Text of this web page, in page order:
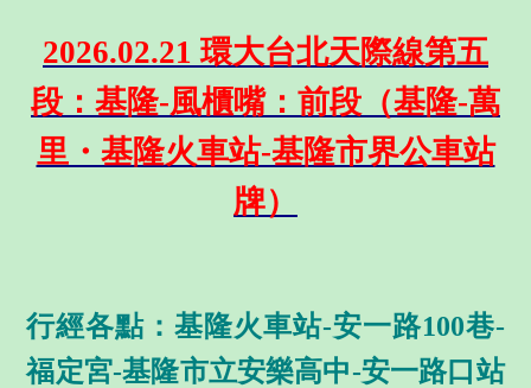
2026.02.21 環大台北天際線第五
段：基隆-風櫃嘴：前段（基隆-萬
里・基隆火車站-基隆市界公車站
牌）
行經各點：基隆火車站-安一路100巷-
福定宮-基隆市立安樂高中-安一路口站